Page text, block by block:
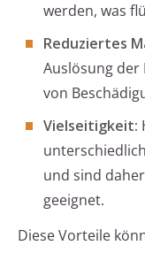
werden, was
Reduziertes
Auslösung der
von
Vielseitigkeit:
und sind
geeignet.
Diese Vorteile